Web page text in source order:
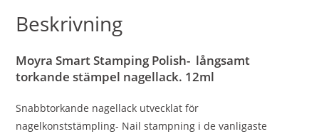
Beskrivning
Moyra Smart Stamping Polish- långsamt
torkande stämpel nagellack. 12ml
Snabbtorkande nagellack utvecklat för
nagelkonststämpling- Nail stampning i de vanligaste